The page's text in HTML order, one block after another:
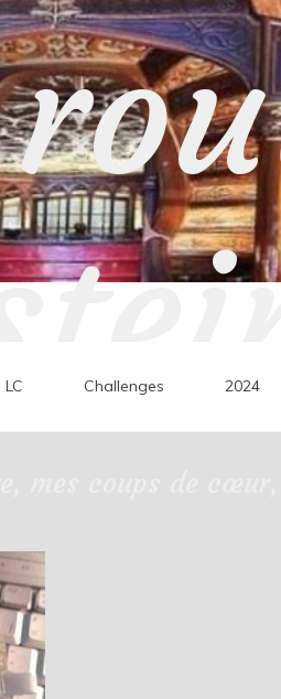
LC Challenges 2024